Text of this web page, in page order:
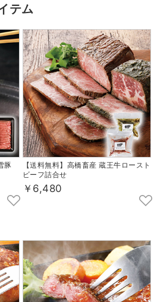
テム
豚
【送料無料】高橋畜産 蔵王牛ロースト
ビーフ詰合せ
￥6,480